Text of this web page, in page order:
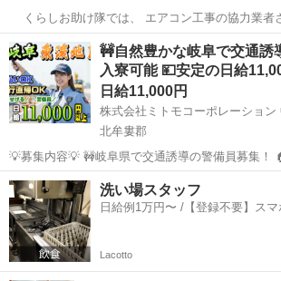
くらしお助け隊では、 エアコン工事の協力業者
す。 案件数に限りがあるため、 【三重県では1〜2社限定】での募集と
なります。 【案件量について】 ・エアコン案件は通年で安定してあり
ます ...
三重 津市 その他 出来高制
🚧自然豊かな岐阜で交通誘
入寮可能 💴安定の日給
日給11,000円
株式会社ミトモコーポレーション
北牟婁郡
💡募集内容💡 🚧岐阜県で交通誘導の警備員募集！
OK。 🔰未経験でも安心の研修体制。 👫男女歓迎
歓迎。 ✨安心して働ける環境で新生活をスタートしませ
給】 ✅日...
三重 北牟婁郡 その他
洗い場スタッフ
日給例1万円〜 /【登録不要】ス
Lacotto